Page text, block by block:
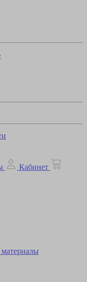
Кабинет